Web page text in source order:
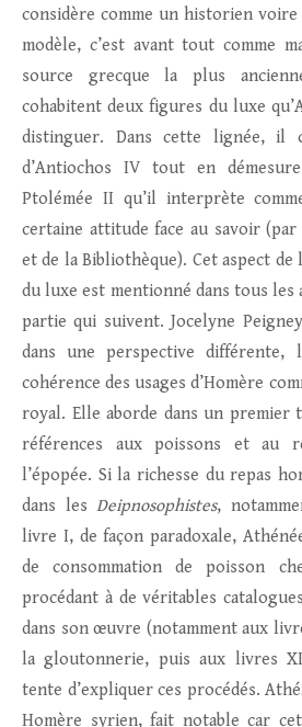
considère comme un historien
modèle, c’est avant tout comme
source grecque la plus
cohabitent deux figures du luxe
distinguer. Dans cette lignée, il
d’Antiochos IV tout en
Ptolémée II qu’il interprète
certaine attitude face au savoir (par
et de la Bibliothèque). Cet aspect de
du luxe est mentionné dans tous les
partie qui suivent. Jocelyne
dans une perspective
cohérence des usages d’Homère
royal. Elle aborde dans un premier
références aux poissons et au
l’épopée. Si la richesse du repas
dans lesDeipnosophistes,
livre I, de façon paradoxale,
de consommation de poisson
procédant à de véritables
dans son œuvre (notamment aux
la gloutonnerie, puis aux livres
tente d’expliquer ces procédés.
Homère syrien, fait notable car